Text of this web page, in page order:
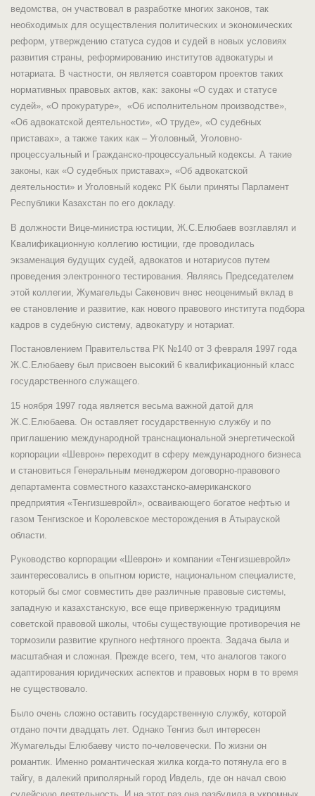
ведомства, он участвовал в разработке многих законов, так
необходимых для осуществления политических и экономических
реформ, утверждению статуса судов и судей в новых условиях
развития страны, реформированию институтов адвокатуры и
нотариата. В частности, он является соавтором проектов таких
нормативных правовых актов, как: законы «О судах и статусе
судей», «О прокуратуре», «Об исполнительном производстве»,
«Об адвокатской деятельности», «О труде», «О судебных
приставах», а также таких как – Уголовный, Уголовно-
процессуальный и Гражданско-процессуальный кодексы. А такие
законы, как «О судебных приставах», «Об адвокатской
деятельности» и Уголовный кодекс РК были приняты Парламент
Республики Казахстан по его докладу.
В должности Вице-министра юстиции, Ж.С.Елюбаев возглавлял и
Квалификационную коллегию юстиции, где проводилась
экзаменация будущих судей, адвокатов и нотариусов путем
проведения электронного тестирования. Являясь Председателем
этой коллегии, Жумагельды Сакенович внес неоценимый вклад в
ее становление и развитие, как нового правового института подбора
кадров в судебную систему, адвокатуру и нотариат.
Постановлением Правительства РК №140 от 3 февраля 1997 года
Ж.С.Елюбаеву был присвоен высокий 6 квалификационный класс
государственного служащего.
15 ноября 1997 года является весьма важной датой для
Ж.С.Елюбаева. Он оставляет государственную службу и по
приглашению международной транснациональной энергетической
корпорации «Шеврон» переходит в сферу международного бизнеса
и становиться Генеральным менеджером договорно-правового
департамента совместного казахстанско-американского
предприятия «Тенгизшевройл», осваивающего богатое нефтью и
газом Тенгизское и Королевское месторождения в Атырауской
области.
Руководство корпорации «Шеврон» и компании «Тенгизшевройл»
заинтересовались в опытном юристе, национальном специалисте,
который бы смог совместить две различные правовые системы,
западную и казахстанскую, все еще приверженную традициям
советской правовой школы, чтобы существующие противоречия не
тормозили развитие крупного нефтяного проекта. Задача была и
масштабная и сложная. Прежде всего, тем, что аналогов такого
адаптирования юридических аспектов и правовых норм в то время
не существовало.
Было очень сложно оставить государственную службу, которой
отдано почти двадцать лет. Однако Тенгиз был интересен
Жумагельды Елюбаеву чисто по-человечески. По жизни он
романтик. Именно романтическая жилка когда-то потянула его в
тайгу, в далекий приполярный город Ивдель, где он начал свою
судейскую деятельность. И на этот раз она разбудила в укромных